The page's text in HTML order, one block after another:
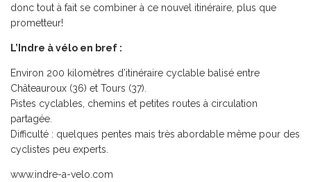
donc tout à fait se combiner à ce nouvel itinéraire, plus que
prometteur!
L’Indre à vélo en bref :
Environ 200 kilomètres d’itinéraire cyclable balisé entre
Châteauroux (36) et Tours (37).
Pistes cyclables, chemins et petites routes à circulation
partagée.
Difficulté : quelques pentes mais très abordable même pour des
cyclistes peu experts.
www.indre-a-velo.com